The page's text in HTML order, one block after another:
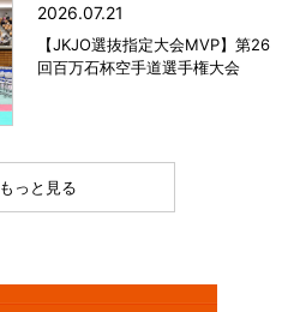
2026.07.21
【JKJO選抜指定大会MVP】第26
回百万石杯空手道選手権大会
もっと見る